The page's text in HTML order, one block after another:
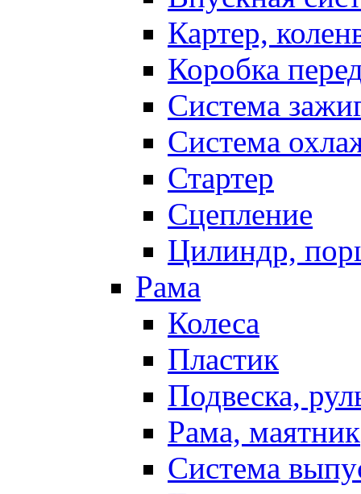
Картер,
Коробка
Система
Система
Стартер
Сцепление
Цилиндр,
Рама
Колеса
Пластик
Подвеска,
Рама, маятник
Система